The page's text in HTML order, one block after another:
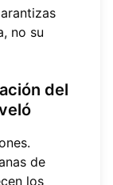
no su
del
de
los